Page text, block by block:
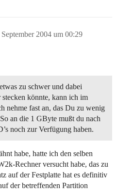
2004 um 00:29
zu schwer und dabei
könnte, kann ich im
nehme fast an, das Du zu wenig
an die 1 GByte mußt du nach
noch zur Verfügung haben.
habe, hatte ich den selben
Rechner versucht habe, das zu
auf der Festplatte hat es definitiv
der betreffenden Partition